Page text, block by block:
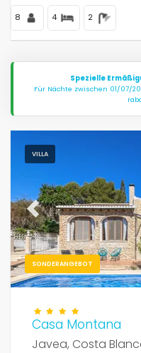
8 4 2
Spezielle
Für Nächte zwischen 01/07/
VILLA
SONDERANGEBOT
Previous
Casa Montana
Javea, Costa